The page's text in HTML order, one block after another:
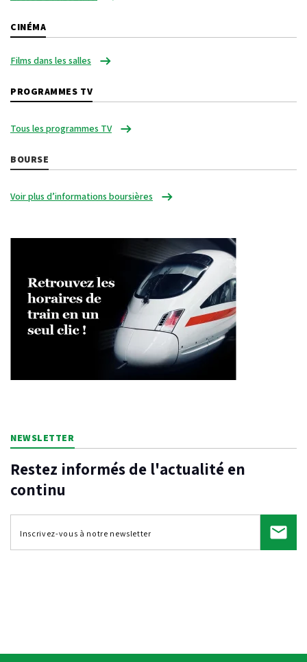
CINÉMA
Films dans les salles
PROGRAMMES TV
Tous les programmes TV
BOURSE
Voir plus d’informations boursières
NEWSLETTER
Restez informés de l'actualité en
continu